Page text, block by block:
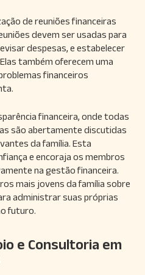
de reuniões financeiras
devem ser usadas para
despesas, e estabelecer
também oferecem uma
financeiros
financeira, onde todas
são abertamente discutidas
da família. Esta
e encoraja os membros
na gestão financeira.
mais jovens da família sobre
administrar suas próprias
futuro.
e Consultoria em